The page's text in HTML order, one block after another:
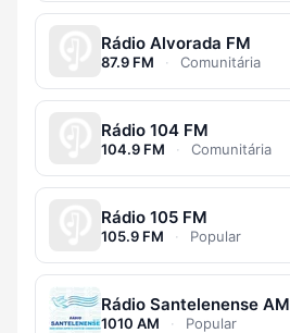
Rádio Alvorada FM
87.9 FM · Comunitária
Rádio 104 FM
104.9 FM · Comunitária
Rádio 105 FM
105.9 FM · Popular
Rádio Santelenense AM
1010 AM · Popular